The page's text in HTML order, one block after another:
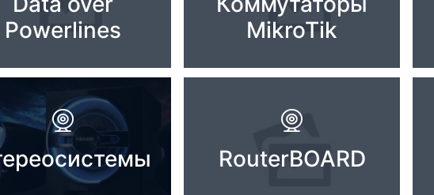
Powerlines
MikroTik
RouterBOARD